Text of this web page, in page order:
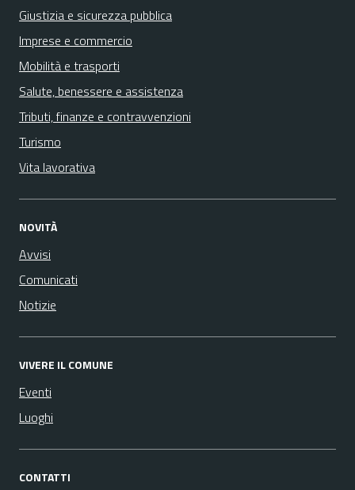
Giustizia e sicurezza pubblica
Imprese e commercio
Mobilità e trasporti
Salute, benessere e assistenza
Tributi, finanze e contravvenzioni
Turismo
Vita lavorativa
NOVITÀ
Avvisi
Comunicati
Notizie
VIVERE IL COMUNE
Eventi
Luoghi
CONTATTI